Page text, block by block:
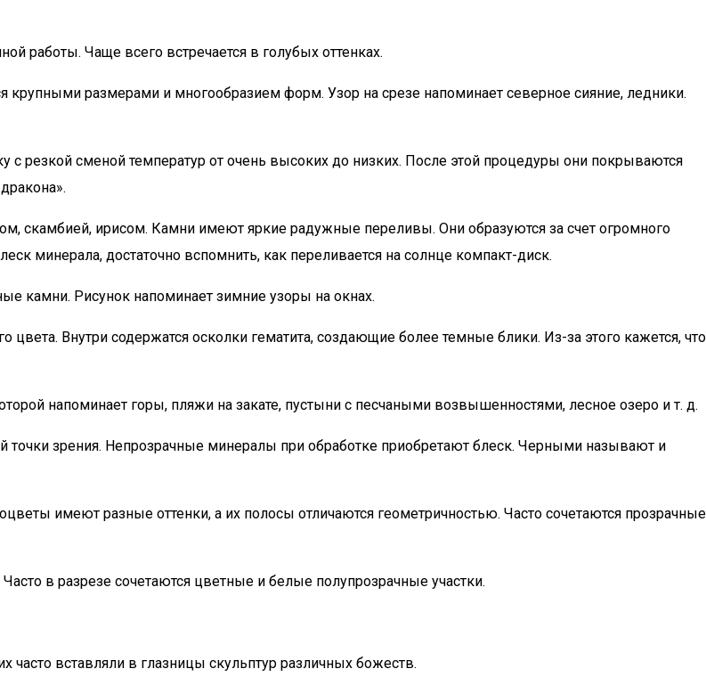
работы. Чаще всего встречается в голубых оттенках.
размерами и многообразием форм. Узор на срезе напоминает северное сияние, ледники.
резкой сменой температур от очень высоких до низких. После этой процедуры они покрываются
скамбией, ирисом. Камни имеют яркие радужные переливы. Они образуются за счет огромного
минерала, достаточно вспомнить, как переливается на солнце компакт-диск.
камни. Рисунок напоминает зимние узоры на окнах.
Внутри содержатся осколки гематита, создающие более темные блики. Из-за этого кажется, что
напоминает горы, пляжи на закате, пустыни с песчаными возвышенностями, лесное озеро и т. д.
точки зрения. Непрозрачные минералы при обработке приобретают блеск. Черными называют и
имеют разные оттенки, а их полосы отличаются геометричностью. Часто сочетаются прозрачные
в разрезе сочетаются цветные и белые полупрозрачные участки.
часто вставляли в глазницы скульптур различных божеств.